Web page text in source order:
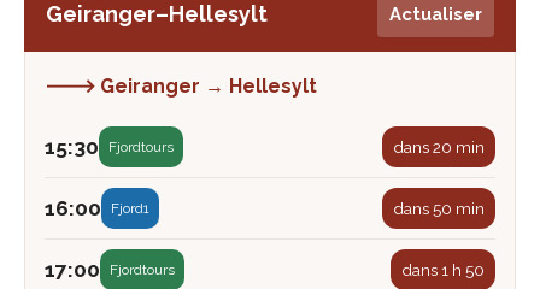
Geiranger–Hellesylt
Actualiser
🡒 Geiranger → Hellesylt
15:30 Fjordtours dans 20 min
16:00 Fjord1 dans 50 min
17:00 Fjordtours dans 1 h 50